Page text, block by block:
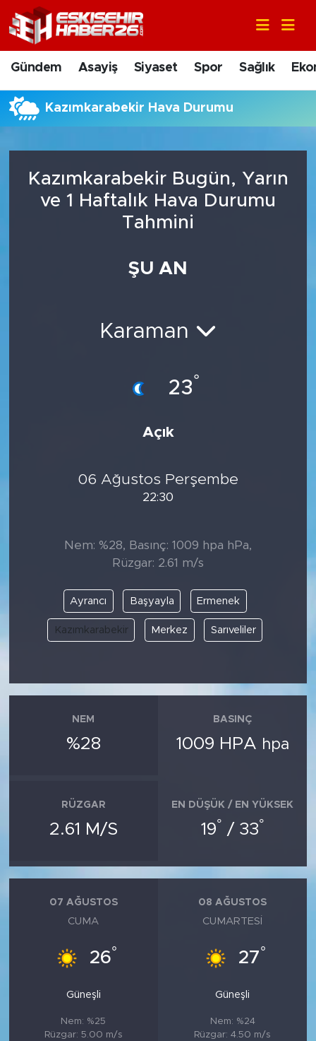
Gündem Asayiş Siyaset Spor Sağlık
Kazımkarabekir Hava Durumu
Kazımkarabekir Bugün, Yarın
ve 1 Haftalık Hava Durumu
Tahmini
ŞU AN
Karaman
23°
Açık
06 Ağustos Perşembe
22:30
Nem: %28, Basınç: 1009 hpa hPa,
Rüzgar: 2.61 m/s
Ayrancı Başyayla Ermenek
Kazımkarabekir Merkez Sarıveliler
NEM
%28
BASINÇ
1009 HPA hpa
RÜZGAR
2.61 M/S
EN DÜŞÜK / EN YÜKSEK
19° / 33°
07 AĞUSTOS
CUMA
26°
Güneşli
Nem: %25
Rüzgar: 5.00 m/s
08 AĞUSTOS
CUMARTESI
27°
Güneşli
Nem: %24
Rüzgar: 4.50 m/s
Gündem
Asayiş
Siyaset
Sağlık
Sektör
Nöbetçi Eczaneler
Hava Durumu
Trafik Durumu
Tüm Manşetler